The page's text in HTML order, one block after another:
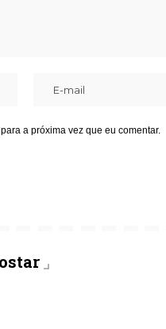
a próxima vez que eu comentar.